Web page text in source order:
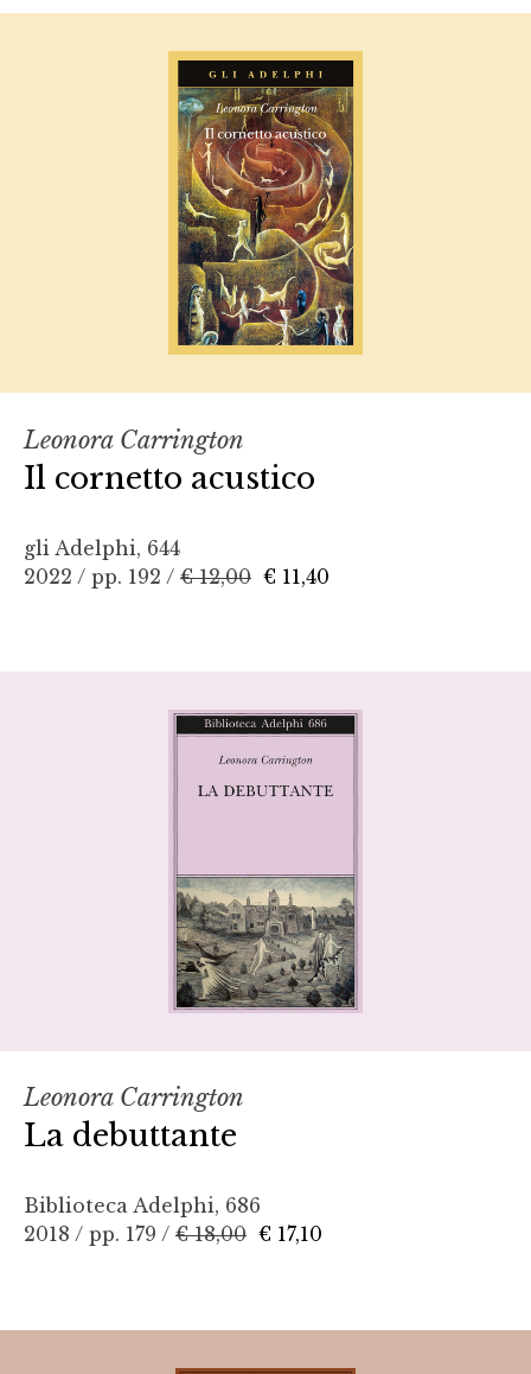
Leonora Carrington
Il cornetto acustico
gli Adelphi, 644
2022 / pp. 192 / € 12,00 € 11,40
Leonora Carrington
La debuttante
Biblioteca Adelphi, 686
2018 / pp. 179 / € 18,00 € 17,10